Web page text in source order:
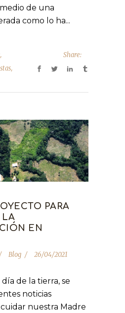
de una
como lo ha...
,
,
Share:
PARA
LA
EN
Blog 26/04/2021
de la tierra, se
noticias
nuestra Madre